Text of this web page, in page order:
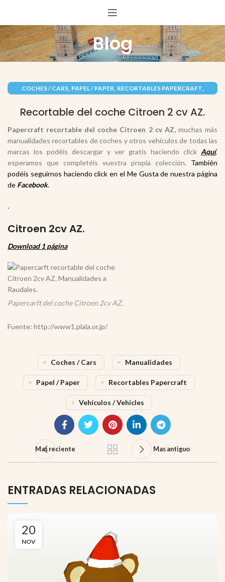
Blog
COCHES / CARS, PAPEL / PAPER, RECORTABLES PAPERCRAFT,
Recortable del coche Citroen 2 cv AZ.
Papercraft recortable del coche Citroen 2 cv AZ, muchas más
manualidades recortables de coches y otros vehículos de todas las
marcas los podéis descargar y ver gratis haciendo click Aquí,
esperamos que completéis vuestra propia colección. También
podéis seguirnos haciendo click en el Me Gusta de nuestra página
de Facebook.
.
Citroen 2cv AZ.
Download 1 página
Papercarft del coche Citroen 2cv AZ.
Fuente: http://www1.plala.or.jp/
Coches / Cars Manualidades
Papel / Paper Recortables Papercraft
Vehículos / Vehicles
Mas reciente Mas antiguo
ENTRADAS RELACIONADAS
20
NOV